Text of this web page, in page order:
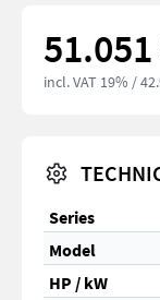
incl. VAT 19% /
Series
Model
HP / kW